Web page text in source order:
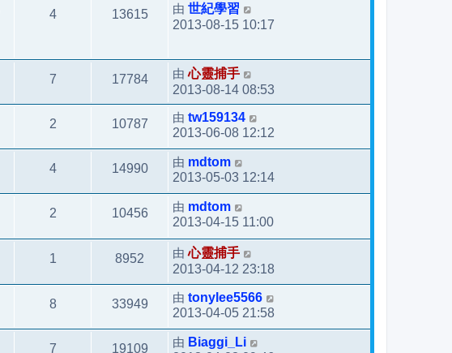
4 13615 由 世紀學習
2013-08-15 10:17
7 17784 由心靈捕手
2013-08-14 08:53
2 10787 由 tw159134
2013-06-08 12:12
4 14990 由 mdtom
2013-05-03 12:14
2 10456 由 mdtom
2013-04-15 11:00
1 8952 由心靈捕手
2013-04-12 23:18
8 33949 由 tonylee5566
2013-04-05 21:58
7 19109 由 Biaggi_Li